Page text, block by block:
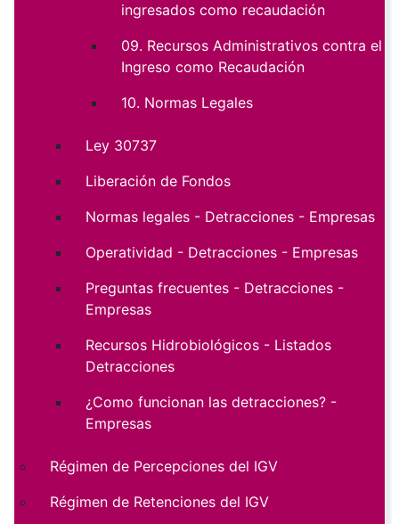
ingresados como recaudación
09. Recursos Administrativos contra el
Ingreso como Recaudación
10. Normas Legales
Ley 30737
Liberación de Fondos
Normas legales - Detracciones - Empresas
Operatividad - Detracciones - Empresas
Preguntas frecuentes - Detracciones -
Empresas
Recursos Hidrobiológicos - Listados
Detracciones
¿Como funcionan las detracciones? -
Empresas
Régimen de Percepciones del IGV
Régimen de Retenciones del IGV